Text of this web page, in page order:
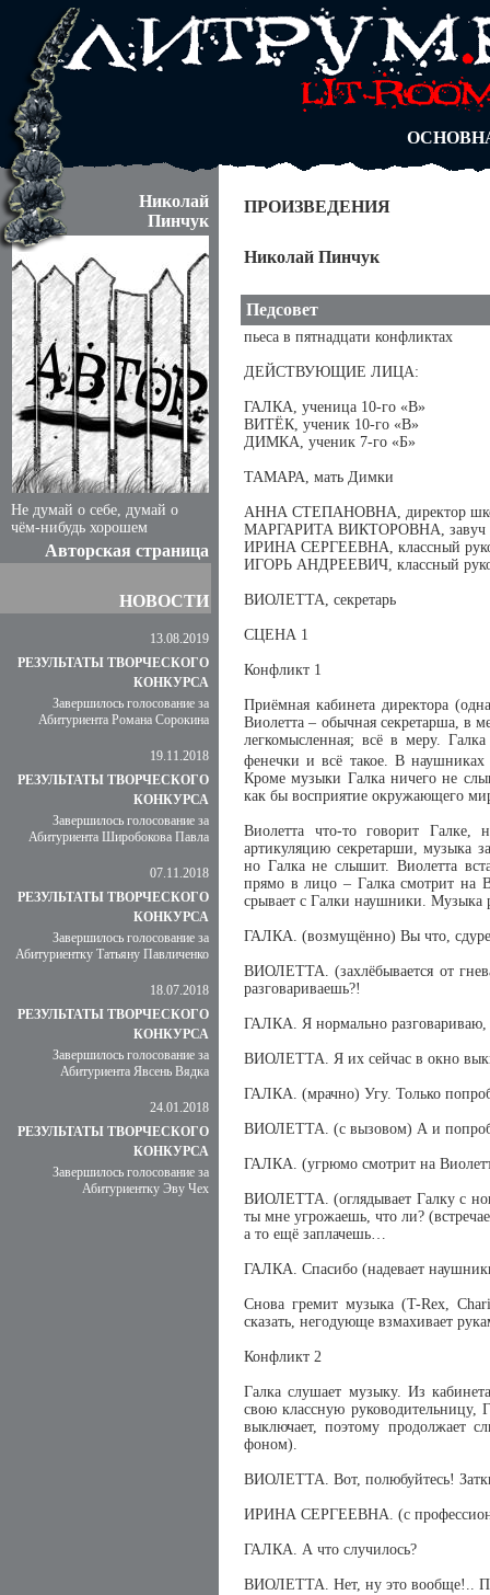
АВТОРЫ
БЛОГИ
АБИТУРА
Николай
Пинчук
Не думай о себе, думай о
чём-нибудь хорошем
Авторская страница
НОВОСТИ
13.08.2019
РЕЗУЛЬТАТЫ ТВОРЧЕСКОГО
КОНКУРСА
Завершилось голосование за
Абитуриента Романа Сорокина
19.11.2018
РЕЗУЛЬТАТЫ ТВОРЧЕСКОГО
КОНКУРСА
Завершилось голосование за
Абитуриента Широбокова Павла
07.11.2018
РЕЗУЛЬТАТЫ ТВОРЧЕСКОГО
КОНКУРСА
Завершилось голосование за
Абитуриентку Татьяну Павличенко
18.07.2018
РЕЗУЛЬТАТЫ ТВОРЧЕСКОГО
КОНКУРСА
Завершилось голосование за
Абитуриента Явсень Вядка
24.01.2018
РЕЗУЛЬТАТЫ ТВОРЧЕСКОГО
КОНКУРСА
Завершилось голосование за
Абитуриентку Эву Чех
ПРОИЗВЕДЕНИЯ
Николай Пинчук
Педсовет
пьеса в пятнадцати конфликтах
ДЕЙСТВУЮЩИЕ ЛИЦА:
ГАЛКА, ученица 10-го «В»
ВИТЁК, ученик 10-го «В»
ДИМКА, ученик 7-го «Б»
ТАМАРА, мать Димки
АННА СТЕПАНОВНА, директор
МАРГАРИТА ВИКТОРОВНА, завуч
ИРИНА СЕРГЕЕВНА, классный
ИГОРЬ АНДРЕЕВИЧ, классный
ВИОЛЕТТА, секретарь
СЦЕНА 1
Конфликт 1
Приёмная кабинета директора
Виолетта – обычная секретарша, в
легкомысленная; всё в меру.
фенечки и всё такое. В наушниках
Кроме музыки Галка ничего не
как бы восприятие окружающего
Виолетта что-то говорит
артикуляцию секретарши, музыка
но Галка не слышит. Виолетта
прямо в лицо – Галка смотрит на
срывает с Галки наушники. Музыка
ГАЛКА. (возмущённо) Вы что,
ВИОЛЕТТА. (захлёбывается от
разговариваешь?!
ГАЛКА. Я нормально разговариваю,
ВИОЛЕТТА. Я их сейчас в окно
ГАЛКА. (мрачно) Угу. Только
ВИОЛЕТТА. (с вызовом) А и
ГАЛКА. (угрюмо смотрит на
ВИОЛЕТТА. (оглядывает Галку с
ты мне угрожаешь, что ли?
а то ещё заплачешь…
ГАЛКА. Спасибо (надевает
Снова гремит музыка (T-Rex,
сказать, негодующе взмахивает
Конфликт 2
Галка слушает музыку. Из
свою классную
выключает, поэтому продолжает
фоном).
ВИОЛЕТТА. Вот, полюбуйтесь!
ИРИНА СЕРГЕЕВНА. (с
ГАЛКА. А что случилось?
ВИОЛЕТТА. Нет, ну это вообще!..